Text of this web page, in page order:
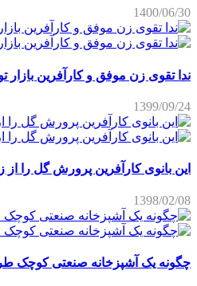
1400/06/30
ندا تقوی زن موفق و کارآفرین بازار
1399/09/24
این بانوی کارآفرین پرورش گل را
1398/02/08
چگونه یک آشپزخانه صنعتی کوچک